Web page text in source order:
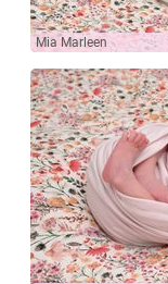
Mia Marleen